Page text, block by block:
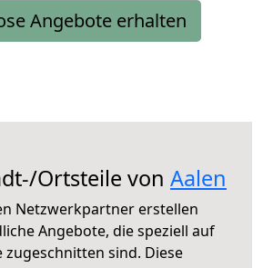
Angebote erhalten
Ortsteile von Aalen
Netzwerkpartner erstellen
Angebote, die speziell auf
sind. Diese